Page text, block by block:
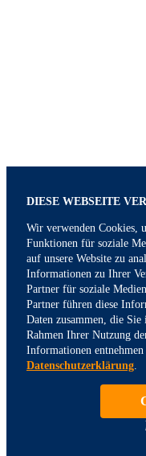
DIESE WEBSEITE
Wir verwenden Cookies,
Funktionen für soziale
auf unsere Website zu
Informationen zu Ihrer
Partner für soziale
Partner führen diese
Daten zusammen, die
Rahmen Ihrer Nutzung
Informationen entnehmen
Datenschutzerklärung.